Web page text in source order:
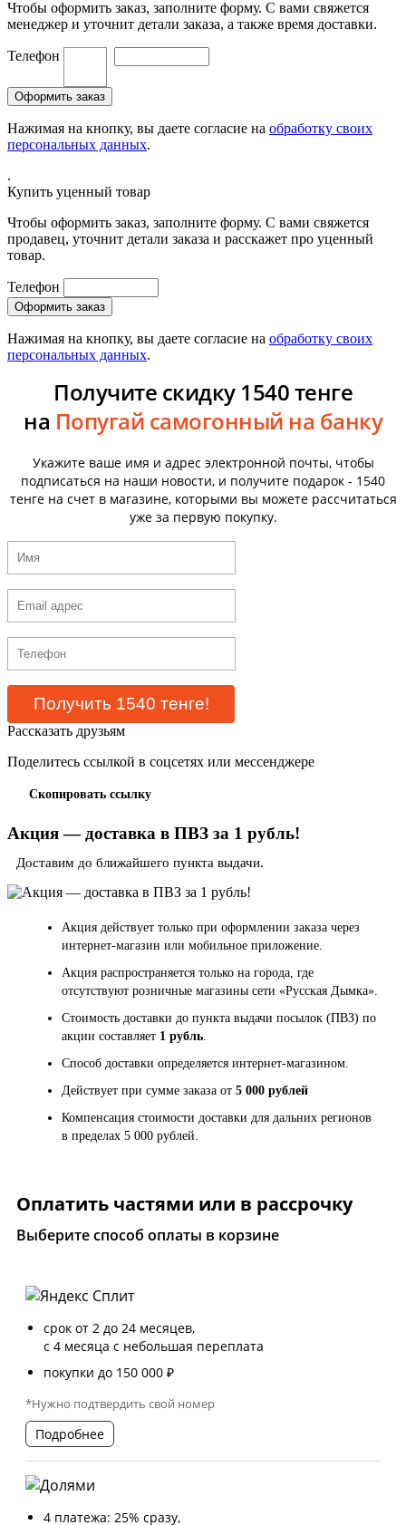
Чтобы оформить заказ, заполните форму. С вами свяжется
менеджер и уточнит детали заказа, а также время доставки.
Телефон
Нажимая на кнопку, вы даете согласие на обработку своих
персональных данных.
.
Купить уценный товар
Чтобы оформить заказ, заполните форму. С вами свяжется
продавец, уточнит детали заказа и расскажет про уценный
товар.
Телефон
Нажимая на кнопку, вы даете согласие на обработку своих
персональных данных.
Получите скидку 1540 тенге
на Попугай самогонный на банку
Укажите ваше имя и адрес электронной почты, чтобы
подписаться на наши новости, и получите подарок - 1540
тенге на счет в магазине, которыми вы можете рассчитаться
уже за первую покупку.
Рассказать друзьям
Поделитесь ссылкой в соцсетях или мессенджере
Скопировать ссылку
Акция — доставка в ПВЗ за 1 рубль!
Доставим до ближайшего пункта выдачи.
Акция действует только при оформлении заказа через
интернет-магазин или мобильное приложение.
Акция распространяется только на города, где
отсутствуют розничные магазины сети «Русская Дымка».
Стоимость доставки до пункта выдачи посылок (ПВЗ) по
акции составляет 1 рубль.
Способ доставки определяется интернет-магазином.
Действует при сумме заказа от 5 000 рублей
Компенсация стоимости доставки для дальних регионов
в пределах 5 000 рублей.
Оплатить частями или в рассрочку
Выберите способ оплаты в корзине
срок от 2 до 24 месяцев,
с 4 месяца с небольшая переплата
покупки до 150 000 ₽
*Нужно подтвердить свой номер
Подробнее
4 платежа: 25% сразу,